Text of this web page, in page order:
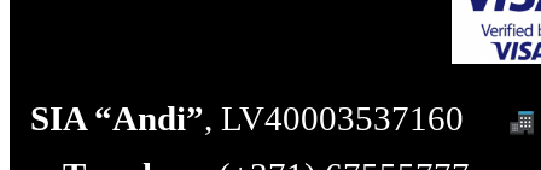
SIA “Andi”, LV40003537160